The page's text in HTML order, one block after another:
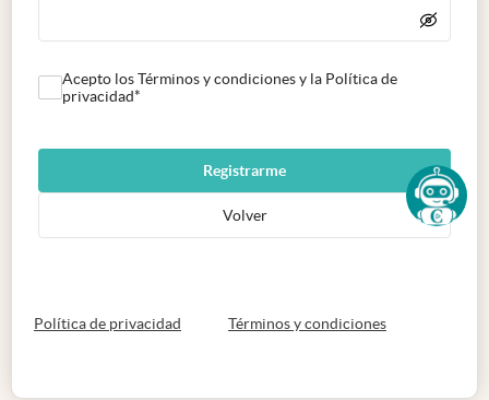
Acepto los Términos y condiciones y la Política de
privacidad*
Registrarme
Volver
Política de privacidad abre en nueva pestaña
Términos y condicionesabre en nueva